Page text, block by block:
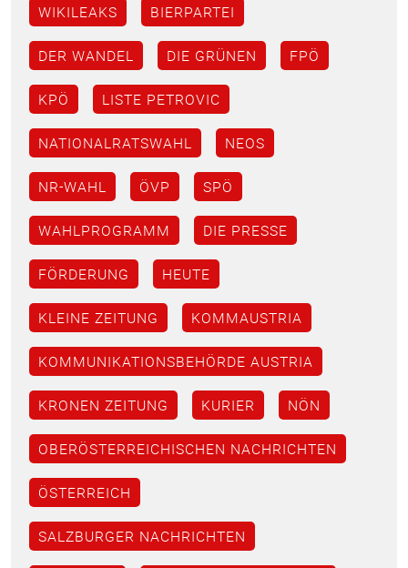
WIKILEAKS BIERPARTEI
DER WANDEL DIE GRÜNEN FPÖ
KPÖ LISTE PETROVIC
NATIONALRATSWAHL NEOS
NR-WAHL ÖVP SPÖ
WAHLPROGRAMM DIE PRESSE
FÖRDERUNG HEUTE
KLEINE ZEITUNG KOMMAUSTRIA
KOMMUNIKATIONSBEHÖRDE AUSTRIA
KRONEN ZEITUNG KURIER NÖN
OBERÖSTERREICHISCHEN NACHRICHTEN
ÖSTERREICH
SALZBURGER NACHRICHTEN